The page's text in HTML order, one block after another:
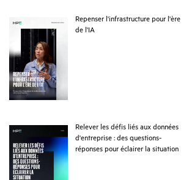
Repenser l'infrastructure pour l'ère
de l'IApdf
Relever les défis liés aux données
d'entreprise : des questions-
réponses pour éclairer la situationpdf